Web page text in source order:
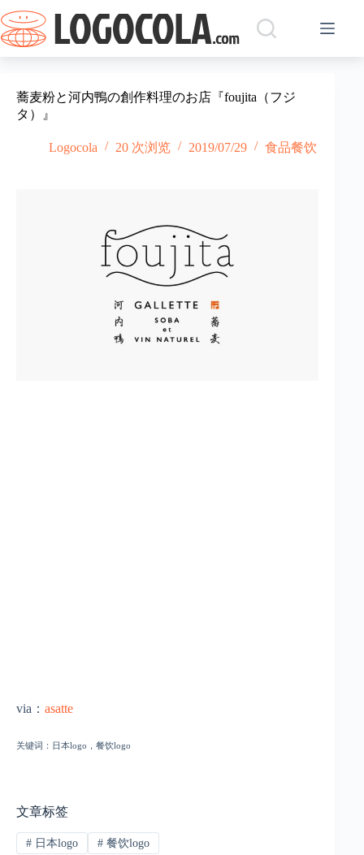
过
内
容
蕎麦粉と河内鴨の創作料理のお店『foujita（フジ
タ）』
Logocola 20 次浏览 2019/07/29 食品餐饮
via： asatte
关键词：日本logo，餐饮logo
文章标签
#日本logo #餐饮logo